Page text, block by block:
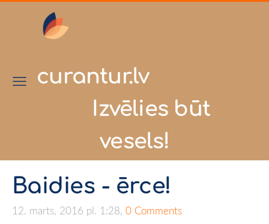
curantur.lv
Izvēlies būt
vesels!
Baidies - ērce!
12. marts, 2016 pl. 1:28, 0 Comments